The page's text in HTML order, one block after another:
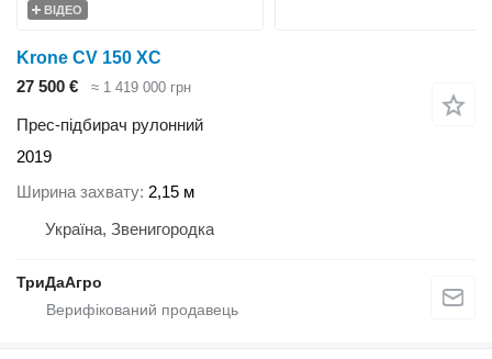
ВІДЕО
Krone CV 150 XC
27 500 €
≈ 1 419 000 грн
Прес-підбирач рулонний
2019
Ширина захвату 2,15 м
Україна, Звенигородка
ТриДаАгро